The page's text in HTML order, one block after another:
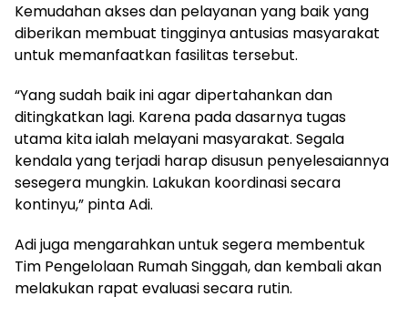
Kemudahan akses dan pelayanan yang baik yang
diberikan membuat tingginya antusias masyarakat
untuk memanfaatkan fasilitas tersebut.
“Yang sudah baik ini agar dipertahankan dan
ditingkatkan lagi. Karena pada dasarnya tugas
utama kita ialah melayani masyarakat. Segala
kendala yang terjadi harap disusun penyelesaiannya
sesegera mungkin. Lakukan koordinasi secara
kontinyu,” pinta Adi.
Adi juga mengarahkan untuk segera membentuk
Tim Pengelolaan Rumah Singgah, dan kembali akan
melakukan rapat evaluasi secara rutin.